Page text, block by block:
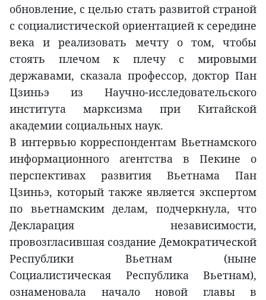
обновление, с целью стать развитой страной
с социалистической ориентацией к середине
века и реализовать мечту о том, чтобы
стоять плечом к плечу с мировыми
державами, сказала профессор, доктор Пан
Цзиньэ из Научно-исследовательского
института марксизма при Китайской
академии социальных наук.
В интервью корреспондентам Вьетнамского
информационного агентства в Пекине о
перспективах развития Вьетнама Пан
Цзиньэ, который также является экспертом
по вьетнамским делам, подчеркнула, что
Декларация независимости,
провозгласившая создание Демократической
Республики Вьетнам (ныне
Социалистическая Республика Вьетнам),
ознаменовала начало новой главы в